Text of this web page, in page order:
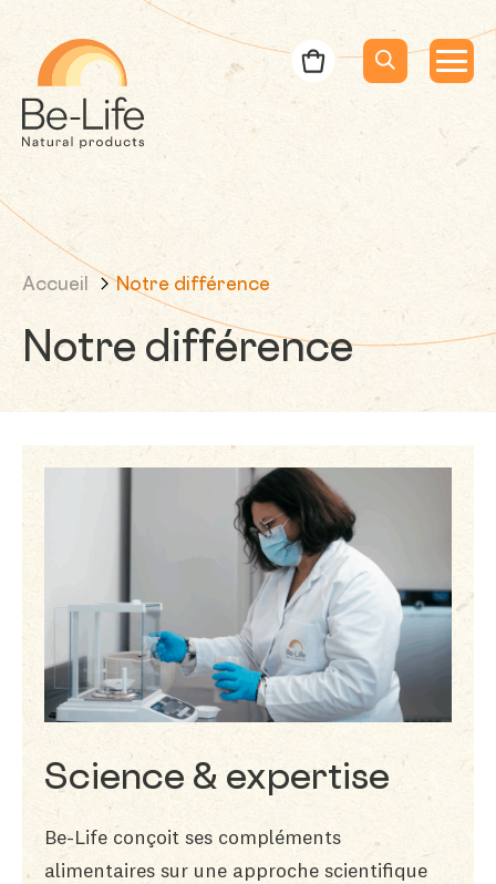
Menu
Menu
Recherche
Bon de commande
Accueil Notre différence
Notre différence
Science & expertise
Be-Life conçoit ses compléments
alimentaires sur une approche scientifique